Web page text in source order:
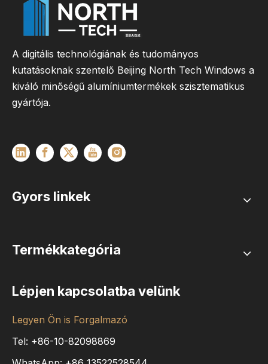
A digitális technológiának és tudományos
kutatásoknak szentelő Beijing North Tech Windows a
kiváló minőségű alumíniumtermékek szisztematikus
gyártója.
Gyors linkek
Termékkategória
Lépjen kapcsolatba velünk
Legyen Ön is Forgalmazó
Tel: +86-10-82098869